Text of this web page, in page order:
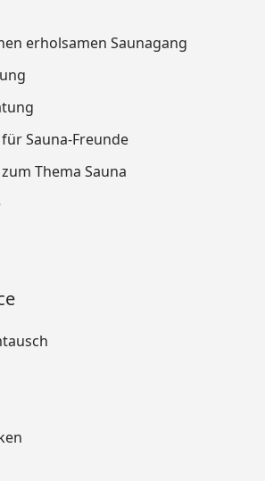
erholsamen Saunagang
Sauna-Freunde
Thema Sauna